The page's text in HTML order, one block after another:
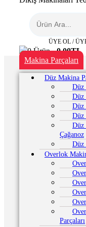
ÜYE OL /
0Ürün -0,00TL
Makina Parçaları
Düz Makina
Düz
Düz
Düz
Düz
Düz
Çağanoz
Düz
Overlok
Parçaları